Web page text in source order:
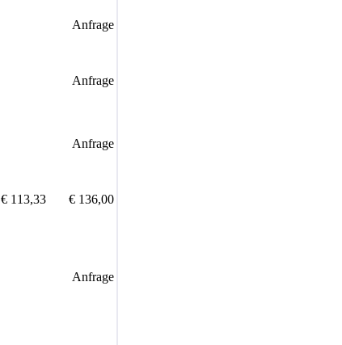
Anfrage
Anfrage
Anfrage
€ 113,33
€ 136,00
Anfrage